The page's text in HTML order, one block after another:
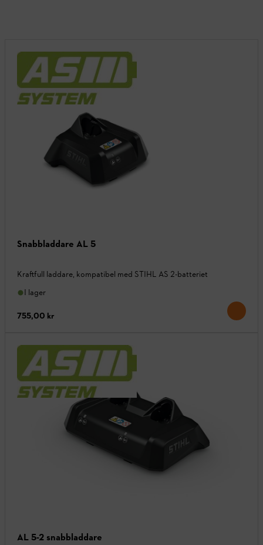
Snabbladdare AL 5
Kraftfull laddare, kompatibel med STIHL AS 2-batteriet
I lager
755,00 kr
AL 5-2 snabbladdare